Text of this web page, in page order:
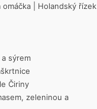
omáčka Holandský řízek
sýrem
Čiriny
zeleninou a